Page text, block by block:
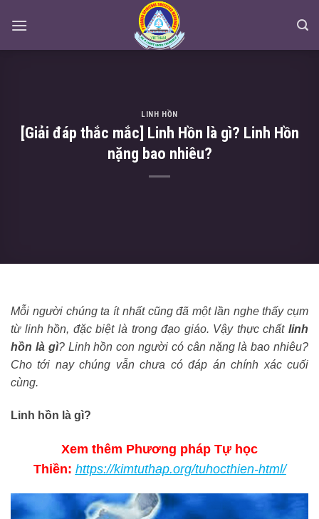
LINH HỒN
[Giải đáp thắc mắc] Linh Hồn là gì? Linh Hồn
nặng bao nhiêu?
Mỗi người chúng ta ít nhất cũng đã một lần nghe thấy cụm
từ linh hồn, đặc biệt là trong đạo giáo. Vậy thực chất linh
hồn là gì? Linh hồn con người có cân nặng là bao nhiêu?
Cho tới nay chúng vẫn chưa có đáp án chính xác cuối
cùng.
Linh hồn là gì?
Xem thêm Phương pháp Tự học
Thiền: https://kimtuthap.org/tuhocthien-html/